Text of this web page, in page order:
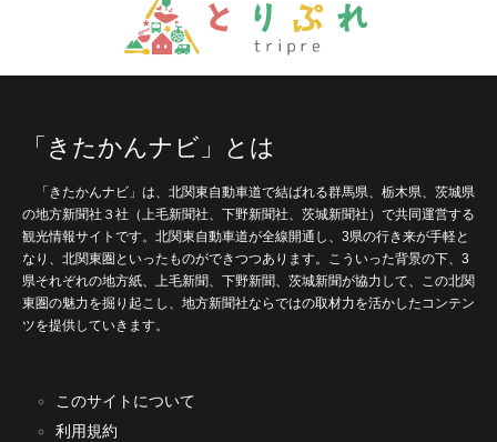
「きたかんナビ」とは
「きたかんナビ」は、北関東自動車道で結ばれる群馬県、栃木県、茨城県
の地方新聞社３社（上毛新聞社、下野新聞社、茨城新聞社）で共同運営する
観光情報サイトです。北関東自動車道が全線開通し、3県の行き来が手軽と
なり、北関東圏といったものができつつあります。こういった背景の下、3
県それぞれの地方紙、上毛新聞、下野新聞、茨城新聞が協力して、この北関
東圏の魅力を掘り起こし、地方新聞社ならではの取材力を活かしたコンテン
ツを提供していきます。
このサイトについて
利用規約